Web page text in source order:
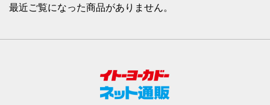
最近ご覧になった商品がありません。